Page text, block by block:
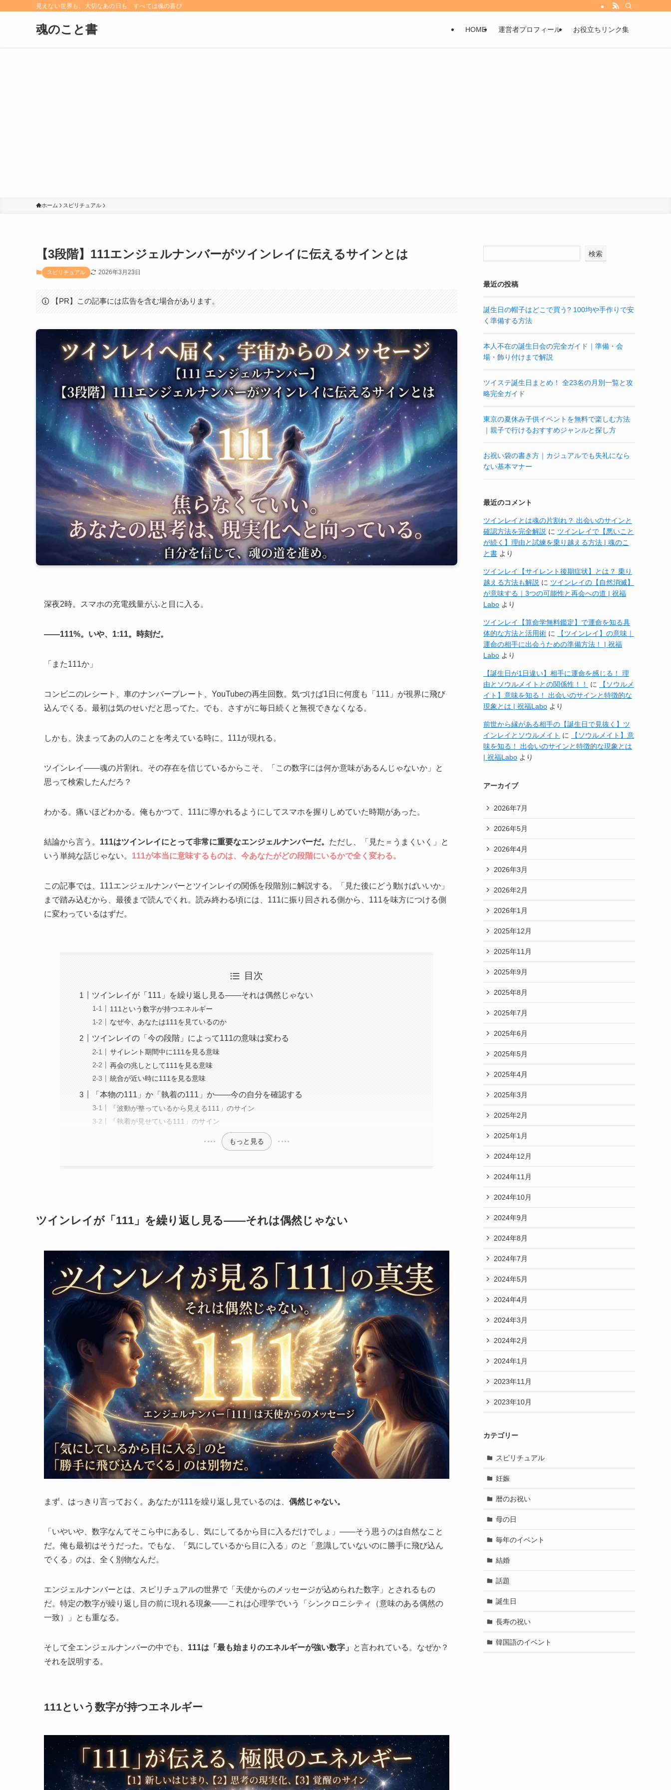
見えない世界も、大切なあの日も、すべては魂の喜び
魂のこと書 HOME 運営者プロフィール お役立ちリンク集
ホーム スピリチュアル
【3段階】111エンジェルナンバーがツインレイに伝えるサインとは
スピリチュアル 2026年3月23日
【PR】この記事には広告を含む場合があります。
深夜2時。スマホの充電残量がふと目に入る。
——111%。いや、1:11。時刻だ。
「また111か」
コンビニのレシート、車のナンバープレート、YouTubeの再生回数。気づけば1日に何度も「111」が視界に飛び
込んでくる。最初は気のせいだと思ってた。でも、さすがに毎日続くと無視できなくなる。
しかも、決まってあの人のことを考えている時に、111が現れる。
ツインレイ——魂の片割れ。その存在を信じているからこそ、「この数字には何か意味があるんじゃないか」と
思って検索したんだろ？
わかる。痛いほどわかる。俺もかつて、111に導かれるようにしてスマホを握りしめていた時期があった。
結論から言う。 111はツインレイにとって非常に重要なエンジェルナンバーだ。 ただし、「見た＝うまくいく」と
いう単純な話じゃない。 111が本当に意味するものは、今あなたがどの段階にいるかで全く変わる。
この記事では、111エンジェルナンバーとツインレイの関係を段階別に解説する。「見た後にどう動けばいいか」
まで踏み込むから、最後まで読んでくれ。読み終わる頃には、111に振り回される側から、111を味方につける側
に変わっているはずだ。
目次
ツインレイが「111」を繰り返し見る——それは偶然じゃない
111という数字が持つエネルギー
なぜ今、あなたは111を見ているのか
ツインレイの「今の段階」によって111の意味は変わる
サイレント期間中に111を見る意味
再会の兆しとして111を見る意味
統合が近い時に111を見る意味
「本物の111」か「執着の111」か——今の自分を確認する
「波動が整っているから見える111」のサイン
「執着が見せている111」のサイン
もっと見る
ツインレイが「111」を繰り返し見る——それは偶然じゃない
まず、はっきり言っておく。あなたが111を繰り返し見ているのは、 偶然じゃない。
「いやいや、数字なんてそこら中にあるし、気にしてるから目に入るだけでしょ」——そう思うのは自然なこと
だ。俺も最初はそうだった。でもな、「気にしているから目に入る」のと「意識していないのに勝手に飛び込ん
でくる」のは、全く別物なんだ。
エンジェルナンバーとは、スピリチュアルの世界で「天使からのメッセージが込められた数字」とされるもの
だ。特定の数字が繰り返し目の前に現れる現象——これは心理学でいう「シンクロニシティ（意味のある偶然の
一致）」とも重なる。
そして全エンジェルナンバーの中でも、 111は「最も始まりのエネルギーが強い数字」
と言われている。なぜか？
それを説明する。
111という数字が持つエネルギー
検索
最近の投稿
誕生日の帽子はどこで買う? 100均や手作りで安
く準備する方法
本人不在の誕生日会の完全ガイド｜準備・会
場・飾り付けまで解説
ツイステ誕生日まとめ！ 全23名の月別一覧と攻
略完全ガイド
東京の夏休み子供イベントを無料で楽しむ方法
｜親子で行けるおすすめジャンルと探し方
お祝い袋の書き方｜カジュアルでも失礼になら
ない基本マナー
最近のコメント
ツインレイとは魂の片割れ？ 出会いのサインと
確認方法を完全解説 に ツインレイで【悪いこと
が続く】理由と試練を乗り越える方法 | 魂のこ
と書 より
ツインレイ【サイレント後期症状】とは？ 乗り
越える方法も解説 に ツインレイの【自然消滅】
が意味する｜3つの可能性と再会への道 | 祝福
Labo より
ツインレイ【算命学無料鑑定】で運命を知る具
体的な方法と活用術 に
【ツインレイ】の意味｜
運命の相手に出会うための準備方法！ | 祝福
Labo より
【誕生日が1日違い】相手に運命を感じる！ 理
由とソウルメイトとの関係性！！
に
【ソウルメ
イト】意味を知る！ 出会いのサインと特徴的な
現象とは | 祝福Labo より
前世から縁がある相手の【誕生日で見抜く】ツ
インレイとソウルメイト に
【ソウルメイト】意
味を知る！ 出会いのサインと特徴的な現象とは
| 祝福Labo より
アーカイブ
2026年7月
2026年5月
2026年4月
2026年3月
2026年2月
2026年1月
2025年12月
2025年11月
2025年9月
2025年8月
2025年7月
2025年6月
2025年5月
2025年4月
2025年3月
2025年2月
2025年1月
2024年12月
2024年11月
2024年10月
2024年9月
2024年8月
2024年7月
2024年5月
2024年4月
2024年3月
2024年2月
2024年1月
2023年11月
2023年10月
カテゴリー
スピリチュアル
妊娠
暦のお祝い
母の日
毎年のイベント
結婚
話題
誕生日
長寿の祝い
韓国語のイベント